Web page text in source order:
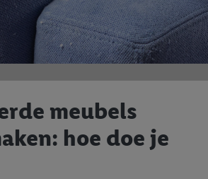
meubels
hoe doe je